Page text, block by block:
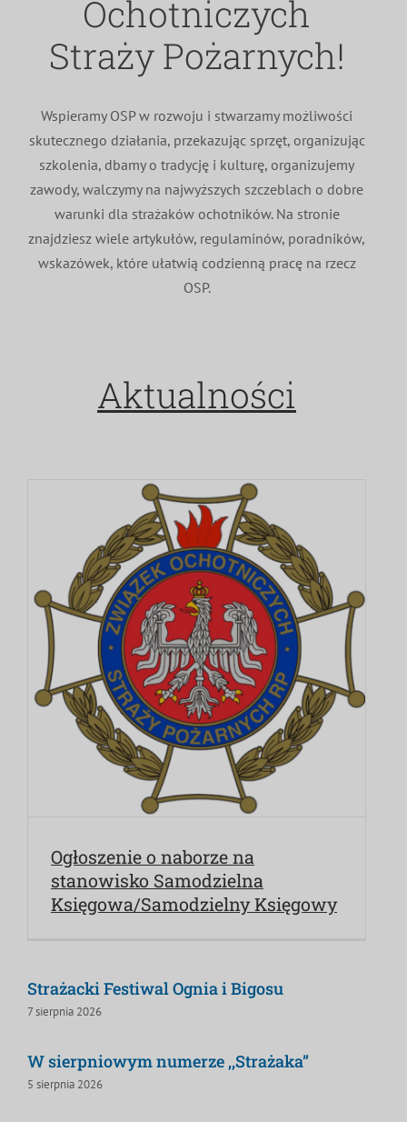
MDP i DDP
PNWM
Floriany
Projekty
Poradnik
100-lecie
Ochotniczych
Straży Pożarnych!
Wspieramy OSP w rozwoju i stwarzamy możliwości
skutecznego działania, przekazując sprzęt, organizując
szkolenia, dbamy o tradycję i kulturę, organizujemy
zawody, walczymy na najwyższych szczeblach o dobre
warunki dla strażaków ochotników. Na stronie
znajdziesz wiele artykułów, regulaminów, poradników,
wskazówek, które ułatwią codzienną pracę na rzecz
OSP.
Aktualności
Ogłoszenie o naborze na
stanowisko Samodzielna
Księgowa/Samodzielny Księgowy
Strażacki Festiwal Ognia i Bigosu
7 sierpnia 2026
W sierpniowym numerze ,,Strażaka”
5 sierpnia 2026